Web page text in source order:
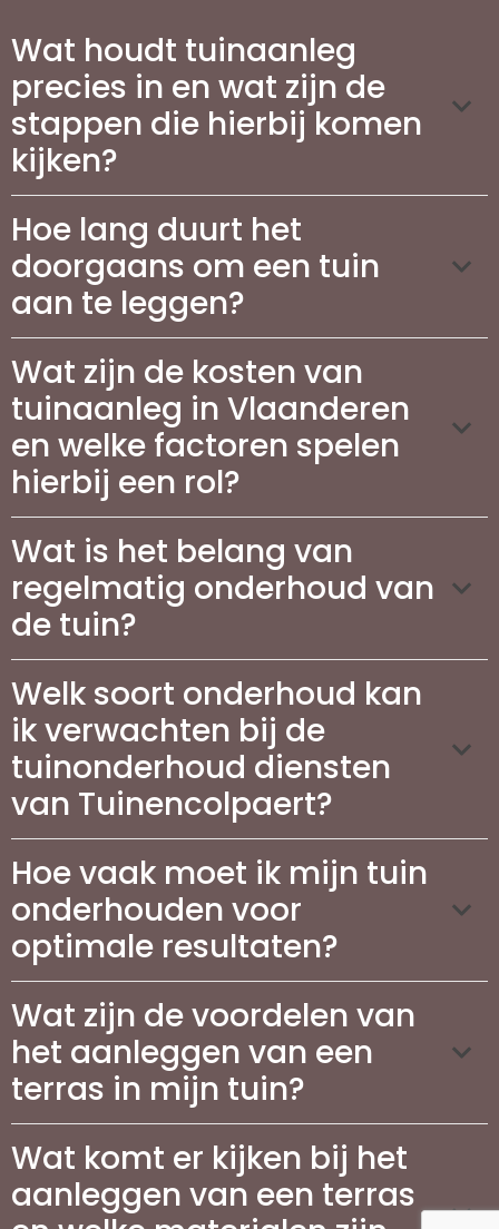
Wat houdt tuinaanleg
precies in en wat zijn de
stappen die hierbij komen
kijken?
Hoe lang duurt het
doorgaans om een tuin
aan te leggen?
Wat zijn de kosten van
tuinaanleg in Vlaanderen
en welke factoren spelen
hierbij een rol?
Wat is het belang van
regelmatig onderhoud van
de tuin?
Welk soort onderhoud kan
ik verwachten bij de
tuinonderhoud diensten
van Tuinencolpaert?
Hoe vaak moet ik mijn tuin
onderhouden voor
optimale resultaten?
Wat zijn de voordelen van
het aanleggen van een
terras in mijn tuin?
Wat komt er kijken bij het
aanleggen van een terras